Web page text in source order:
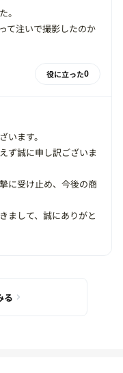
。
て注いで撮影したのか
役に立った0
います。
ず誠に申し訳ございま
に受け止め、今後の商
まして、誠にありがと
る